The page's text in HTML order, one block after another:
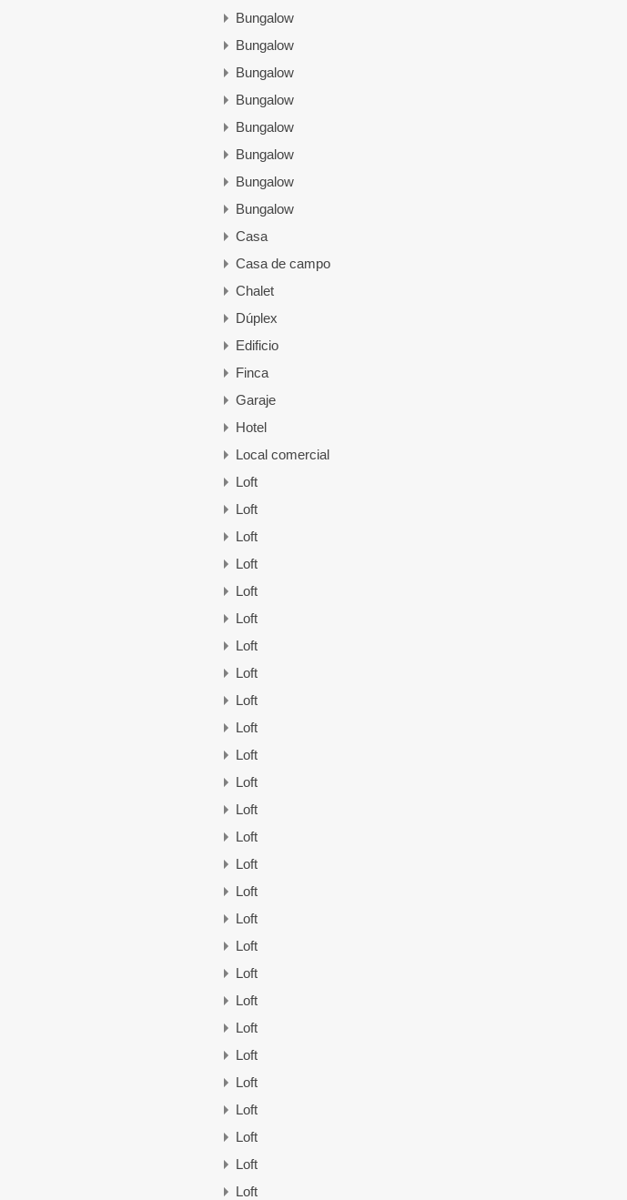
Bungalow
Bungalow
Bungalow
Bungalow
Bungalow
Bungalow
Bungalow
Bungalow
Casa
Casa de campo
Chalet
Dúplex
Edificio
Finca
Garaje
Hotel
Local comercial
Loft
Loft
Loft
Loft
Loft
Loft
Loft
Loft
Loft
Loft
Loft
Loft
Loft
Loft
Loft
Loft
Loft
Loft
Loft
Loft
Loft
Loft
Loft
Loft
Loft
Loft
Loft